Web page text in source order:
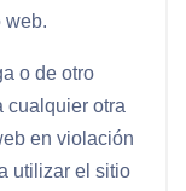
web.
o de otro
cualquier otra
en violación
utilizar el sitio